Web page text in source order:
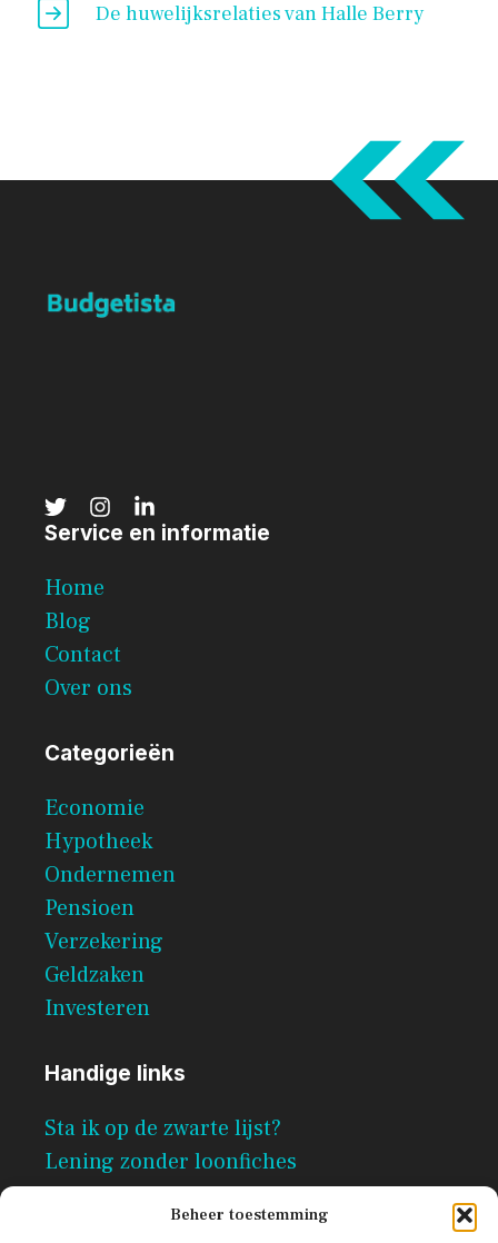
Beheer toestemming
De huwelijksrelaties van Halle Berry
Service en informatie
Home
Blog
Contact
Over ons
Categorieën
Economie
Hypotheek
Ondernemen
Pensioen
Verzekering
Geldzaken
Investeren
Handige links
Sta ik op de zwarte lijst?
Lening zonder loonfiches
Per direct geld lenen zonder